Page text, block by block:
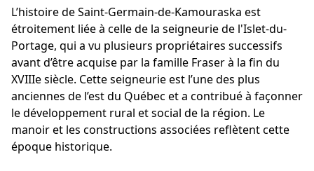
L’histoire de Saint-Germain-de-Kamouraska est
étroitement liée à celle de la seigneurie de l'Islet-du-
Portage, qui a vu plusieurs propriétaires successifs
avant d’être acquise par la famille Fraser à la fin du
XVIIIe siècle. Cette seigneurie est l’une des plus
anciennes de l’est du Québec et a contribué à façonner
le développement rural et social de la région. Le
manoir et les constructions associées reflètent cette
époque historique.